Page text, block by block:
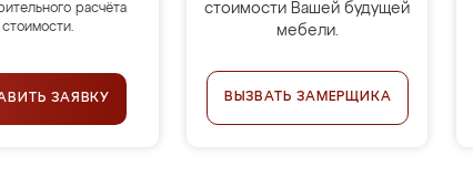
расчёта
стоимости.
ЗАЯВКУ
стоимости Вашей будущей
мебели.
ВЫЗВАТЬ ЗАМЕРЩИКА